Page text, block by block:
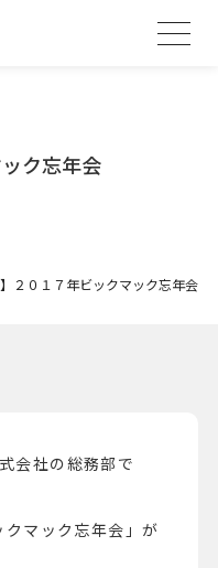
ク忘年会
】２０１７年ビックマック忘年会
会社の総務部で
マック忘年会」が